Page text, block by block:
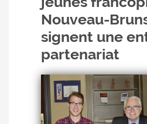
Nouveau-
signent une
partenariat